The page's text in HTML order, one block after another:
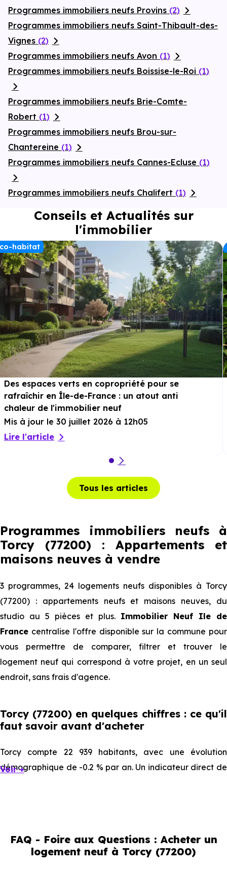
Programmes immobiliers neufs Provins (2)
Programmes immobiliers neufs Saint-Thibault-des-
Vignes (2)
Programmes immobiliers neufs Avon (1)
Programmes immobiliers neufs Boissise-le-Roi (1)
Programmes immobiliers neufs Brie-Comte-
Robert (1)
Programmes immobiliers neufs Brou-sur-
Chantereine (1)
Programmes immobiliers neufs Cannes-Ecluse (1)
Programmes immobiliers neufs Chalifert (1)
Conseils et Actualités sur
l'immobilier
habitat
Des espaces verts en copropriété pour se
rafraîchir en Île-de-France : un atout anti
chaleur de l'immobilier neuf
Mis à jour le 30 juillet 2026 à 12h05
Lire l'article
Tous les articles
Programmes immobiliers neufs à
Torcy (77200) : Appartements et
maisons neuves à vendre
3 programmes, 24 logements neufs disponibles à Torcy
(77200) : appartements neufs et maisons neuves, du
studio au 5 pièces et plus. Immobilier Neuf Ile de
France centralise l'offre disponible sur la commune pour
vous permettre de comparer, filtrer et trouver le
logement neuf qui correspond à votre projet, en un seul
endroit, sans frais d'agence.
Torcy (77200) en quelques chiffres : ce qu'il
faut savoir avant d'acheter
Torcy compte 22 939 habitants, avec une évolution
démographique de -0.2 % par an. Un indicateur direct de
qui renseigne directement sur la demande locative locale
et les typologies de biens les plus recherchées.
Voir +
FAQ - Foire aux Questions : Acheter un
logement neuf à Torcy (77200)